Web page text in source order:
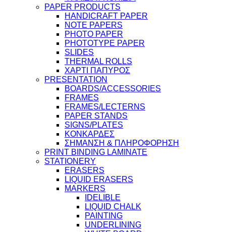
PAPER PRODUCTS
HANDICRAFT PAPER
NOTE PAPERS
PHOTO PAPER
PHOTOTYPE PAPER
SLIDES
THERMAL ROLLS
ΧΑΡΤΙ ΠΑΠΥΡΟΣ
PRESENTATION
BOARDS/ACCESSORIES
FRAMES
FRAMES/LECTERNS
PAPER STANDS
SIGNS/PLATES
ΚΟΝΚΑΡΔΕΣ
ΣΗΜΑΝΣΗ & ΠΛΗΡΟΦΟΡΗΣΗ
PRINT BINDING LAMINATE
STATIONERY
ERASERS
LIQUID ERASERS
MARKERS
IDELIBLE
LIQUID CHALK
PAINTING
UNDERLINING